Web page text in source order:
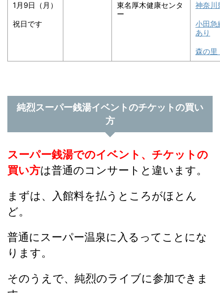
1月9日（月）
祝日です
東名厚木健康センタ
ー
神奈川
小田急
あり
森の里
純烈スーパー銭湯イベントのチケットの買い
方
スーパー銭湯でのイベント、チケットの
買い方は普通のコンサートと違います。
まずは、入館料を払うところがほとん
ど。
普通にスーパー温泉に入るってことにな
ります。
そのうえで、純烈のライブに参加できま